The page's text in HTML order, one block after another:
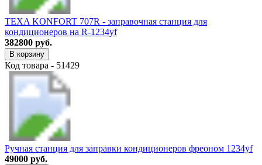
TEXA KONFORT 707R - заправочная станция для
кондиционеров на R-1234yf
382800 руб.
В корзину
Код товара - 51429
Ручная станция для заправки кондиционеров фреоном 1234yf
49000 руб.